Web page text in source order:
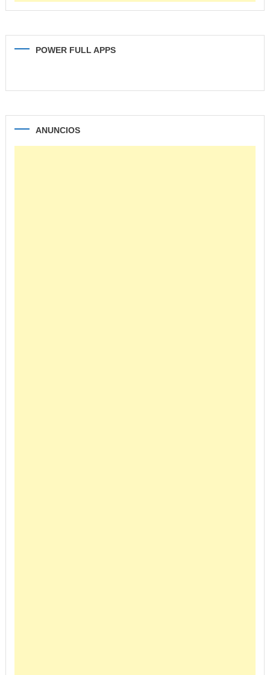
POWER FULL APPS
ANUNCIOS